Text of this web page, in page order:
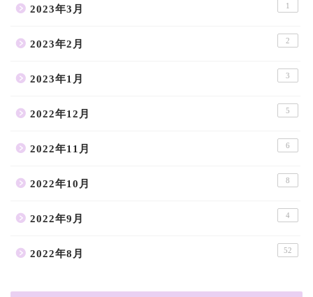
2023年3月 1
2023年2月 2
2023年1月 3
2022年12月 5
2022年11月 6
2022年10月 8
2022年9月 4
2022年8月 52